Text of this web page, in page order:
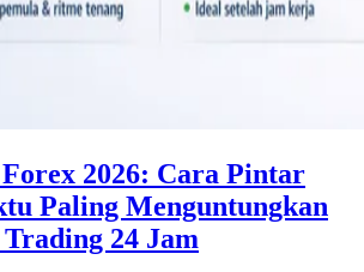
2026: Cara Pintar
Paling Menguntungkan
24 Jam